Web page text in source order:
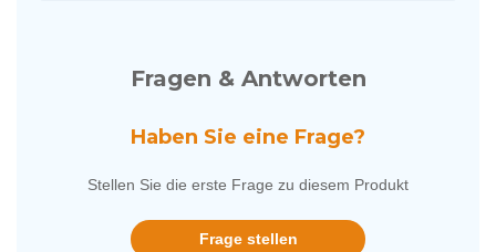
Fragen & Antworten
Haben Sie eine Frage?
Stellen Sie die erste Frage zu diesem Produkt
Frage stellen